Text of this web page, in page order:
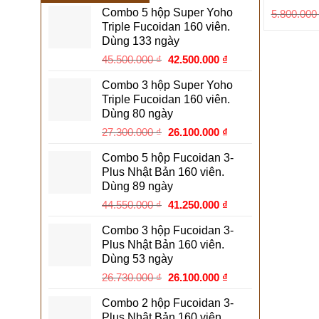
Combo 5 hộp Super Yoho
Triple Fucoidan 160 viên.
Dùng 133 ngày
45.500.000₫ Giá
là:
45.500.000 ₫.
42.500.000 ₫Giá
tại
là:
Combo 3 hộp Super Yoho
Triple Fucoidan 160 viên.
Dùng 80 ngày
27.300.000₫ Giá
là:
27.300.000 ₫.
26.100.000 ₫Giá
tại
Combo 5 hộp Fucoidan 3-
Plus Nhật Bản 160 viên.
Dùng 89 ngày
44.550.000₫ Giá
là:
44.550.000 ₫.
41.250.000 ₫Giá
tại
Combo 3 hộp Fucoidan 3-
Plus Nhật Bản 160 viên.
Dùng 53 ngày
26.730.000₫ Giá
là:
26.100.000 ₫Giá
tại
Combo 2 hộp Fucoidan 3-
5.800.000